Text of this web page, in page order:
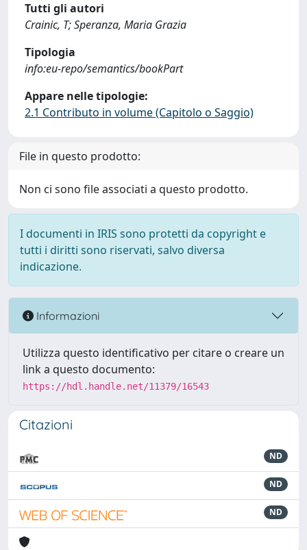
Tutti gli autori
Crainic, T; Speranza, Maria Grazia
Tipologia
info:eu-repo/semantics/bookPart
Appare nelle tipologie:
2.1 Contributo in volume (Capitolo o Saggio)
File in questo prodotto:
Non ci sono file associati a questo prodotto.
I documenti in IRIS sono protetti da copyright e
tutti i diritti sono riservati, salvo diversa
indicazione.
Informazioni
Utilizza questo identificativo per citare o creare un
link a questo documento:
https://hdl.handle.net/11379/16543
Citazioni
ND
ND
ND